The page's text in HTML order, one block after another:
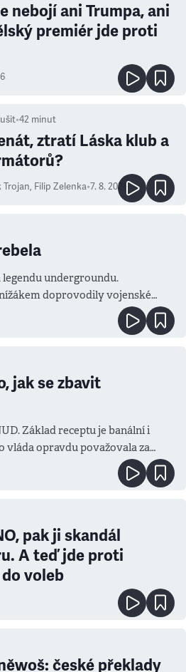
nebojí ani Trumpa, ani
premiér jde proti
•42 minut
ztratí Láska klub a
Trojan, Filip Zelenka•7. 8. 2026
undergroundu.
doprovodily vojenské
jak se zbavit
Základ receptu je banální i
vláda opravdu považovala za
pak ji skandál
A teď jde proti
voleb
české překlady